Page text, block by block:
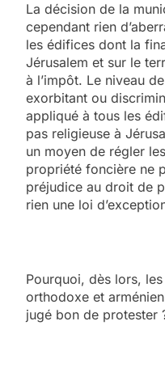
La décision de la
cependant rien
les édifices dont la
Jérusalem et sur le
à l’impôt. Le niveau
exorbitant ou
appliqué à tous les
pas religieuse à
un moyen de régler
propriété foncière ne
préjudice au droit de
rien une loi
Pourquoi, dès lors,
orthodoxe et
jugé bon de protester